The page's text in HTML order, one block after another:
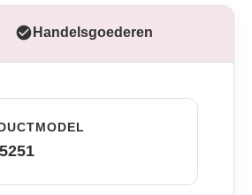
Handelsgoederen